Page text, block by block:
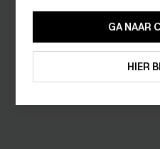
GA NAAR
HIER
15%